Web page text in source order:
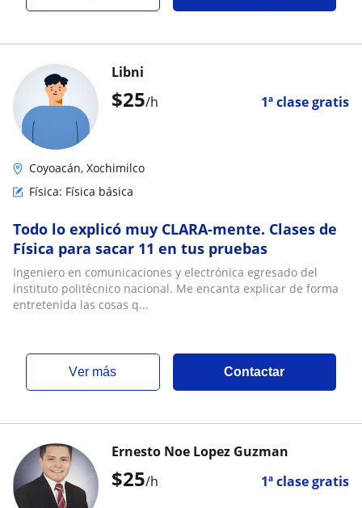
$25/h 1ª clase gratis
Libni
Coyoacán, Xochimilco
Física: Física básica
Todo lo explicó muy CLARA-mente. Clases de
Física para sacar 11 en tus pruebas
Ingeniero en comunicaciones y electrónica egresado del
instituto politécnico nacional. Me encanta explicar de forma
entretenida las cosas q...
ver más Contactar
$25/h 1ª clase gratis
Ernesto Noe Lopez Guzman